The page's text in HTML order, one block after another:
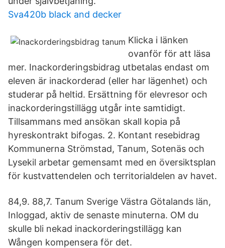
Sva420b black and decker
Klicka i länken
ovanför för att läsa
mer. Inackorderingsbidrag utbetalas endast om
eleven är inackorderad (eller har lägenhet) och
studerar på heltid. Ersättning för elevresor och
inackorderingstillägg utgår inte samtidigt.
Tillsammans med ansökan skall kopia på
hyreskontrakt bifogas. 2. Kontant resebidrag
Kommunerna Strömstad, Tanum, Sotenäs och
Lysekil arbetar gemensamt med en översiktsplan
för kustvattendelen och territorialdelen av havet.
84,9. 88,​7. Tanum Sverige Västra Götalands län,
Inloggad, aktiv de senaste minuterna​. OM du
skulle bli nekad inackorderingstillägg kan
Wången kompensera för det.